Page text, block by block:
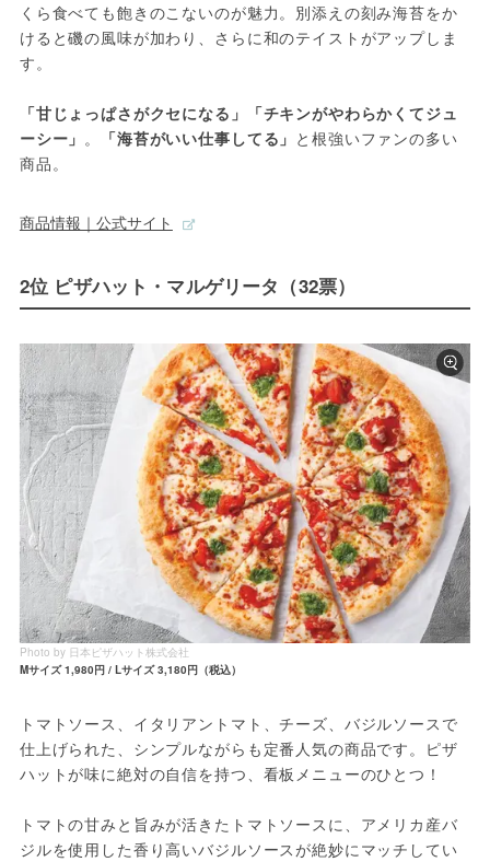
くら食べても飽きのこないのが魅力。別添えの刻み海苔をか
けると磯の風味が加わり、さらに和のテイストがアップしま
す。
「甘じょっぱさがクセになる」「チキンがやわらかくてジュ
ーシー」 。 「海苔がいい仕事してる」 と根強いファンの多い
商品。
商品情報｜公式サイト
2位 ピザハット・マルゲリータ（32票）
Photo by 日本ピザハット株式会社
Mサイズ 1,980円 / Lサイズ 3,180円（税込）
トマトソース、イタリアントマト、チーズ、バジルソースで
仕上げられた、シンプルながらも定番人気の商品です。ピザ
ハットが味に絶対の自信を持つ、看板メニューのひとつ！
トマトの甘みと旨みが活きたトマトソースに、アメリカ産バ
ジルを使用した香り高いバジルソースが絶妙にマッチしてい